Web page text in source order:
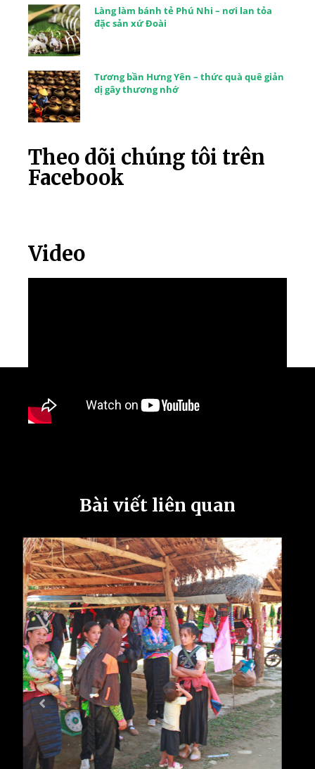
Làng làm bánh tẻ Phú Nhi – nơi lan tỏa
đặc sản xứ Đoài
Tương bần Hưng Yên – thức quà quê giản
dị gây thương nhớ
Theo dõi chúng tôi trên
Facebook
Video
Bài viết liên quan